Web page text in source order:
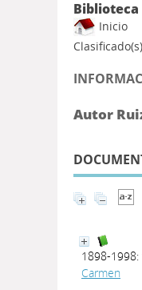
Inicio
Autor
1898-1998:
Carmen